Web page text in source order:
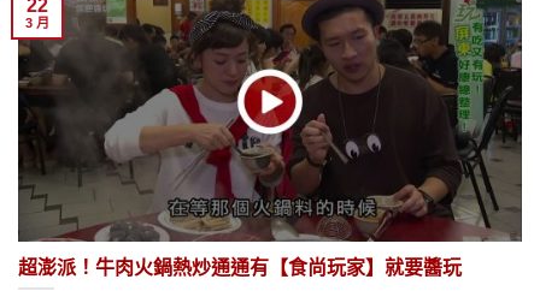
超澎派！牛肉火鍋熱炒通通有【食尚玩家】就要醬玩
22
3 月